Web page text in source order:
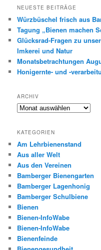
h
n
NEUESTE BEITRÄGE
Würzbüschel frisch aus
Tagung „Bienen machen
Glücksrad-Fragen zu
Imkerei und Natur
Monatsbetrachtungen
Honigernte- und -
ARCHIV
Archiv
KATEGORIEN
Am Lehrbienenstand
Aus aller Welt
Aus den Vereinen
Bamberger Bienengarten
Bamberger Lagenhonig
Bamberger Schulbiene
Bienen
Bienen-InfoWabe
Bienen-InfoWabe
Bienenfeinde